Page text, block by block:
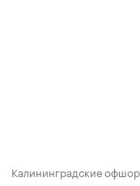
Калининградские